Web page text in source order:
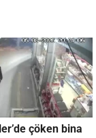
çöken bina